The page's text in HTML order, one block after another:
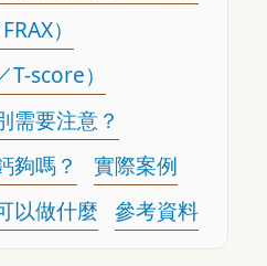
）
score）
需要注意？
夠嗎？
實際案例
以做什麼
參考資料